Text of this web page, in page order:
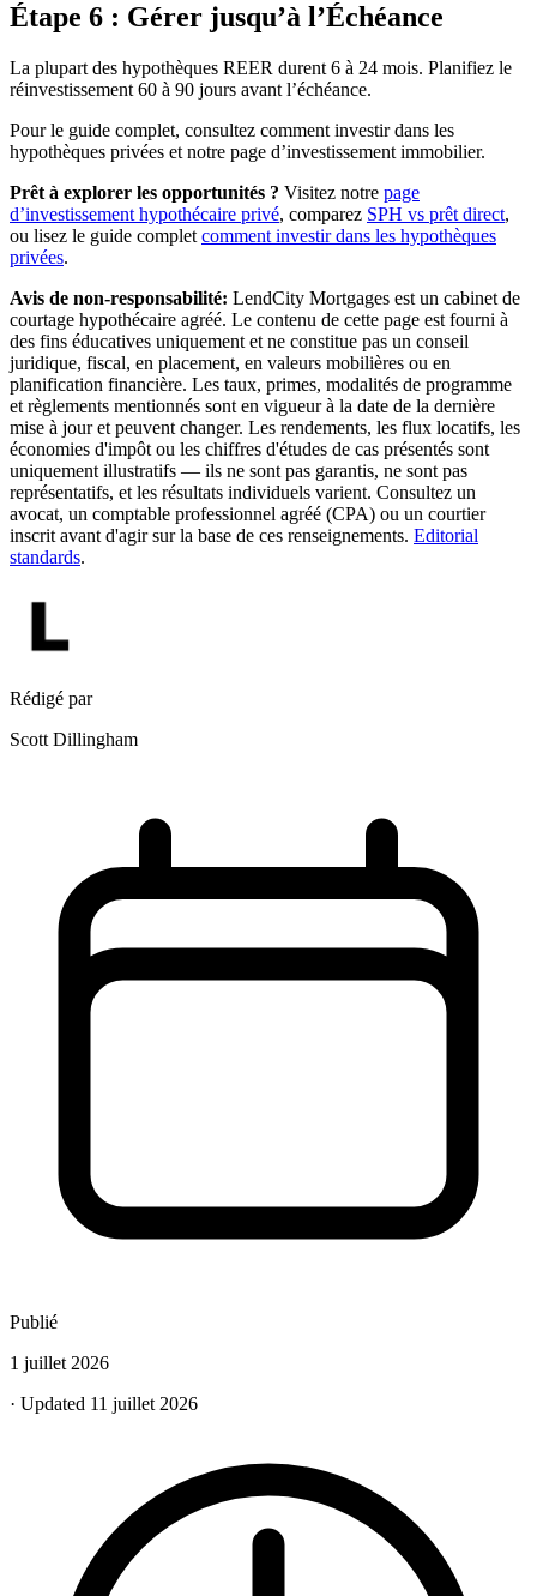
Étape 6 : Gérer jusqu’à l’Échéance
La plupart des hypothèques REER durent 6 à 24 mois. Planifiez le
réinvestissement 60 à 90 jours avant l’échéance.
Pour le guide complet, consultez comment investir dans les
hypothèques privées et notre page d’investissement immobilier.
Prêt à explorer les opportunités ? Visitez notre page
d’investissement hypothécaire privé, comparez SPH vs prêt direct,
ou lisez le guide complet comment investir dans les hypothèques
privées.
Avis de non-responsabilité: LendCity Mortgages est un cabinet de
courtage hypothécaire agréé. Le contenu de cette page est fourni à
des fins éducatives uniquement et ne constitue pas un conseil
juridique, fiscal, en placement, en valeurs mobilières ou en
planification financière. Les taux, primes, modalités de programme
et règlements mentionnés sont en vigueur à la date de la dernière
mise à jour et peuvent changer. Les rendements, les flux locatifs, les
économies d'impôt ou les chiffres d'études de cas présentés sont
uniquement illustratifs — ils ne sont pas garantis, ne sont pas
représentatifs, et les résultats individuels varient. Consultez un
avocat, un comptable professionnel agréé (CPA) ou un courtier
inscrit avant d'agir sur la base de ces renseignements. Editorial
standards.
Rédigé par
Scott Dillingham
Publié
1 juillet 2026
· Updated 11 juillet 2026